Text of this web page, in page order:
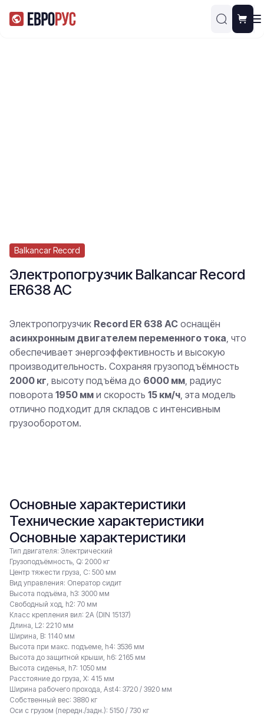
Электропогрузчик Balkancar Record
ER638 AC
Balkancar Record
Электропогрузчик Record ER 638 AC оснащён
асинхронным двигателем переменного тока, что
обеспечивает энергоэффективность и высокую
производительность. Сохраняя грузоподъёмность
2000 кг, высоту подъёма до 6000 мм, радиус
поворота 1950 мм и скорость 15 км/ч, эта модель
отлично подходит для складов с интенсивным
грузооборотом.
Основные характеристики
Технические характеристики
Основные характеристики
Тип двигателя: Электрический
Грузоподъёмность, Q: 2000 кг
Центр тяжести груза, С: 500 мм
Вид управления: Оператор сидит
Высота подъёма, h3: 3000 мм
Свободный ход, h2: 70 мм
Класс крепления вил: 2A (DIN 15137)
Длина, L2: 2210 мм
Ширина, B: 1140 мм
Высота при макс. подъеме, h4: 3536 мм
Высота до защитной крыши, h6: 2165 мм
Высота сиденья, h7: 1050 мм
Расстояние до груза, X: 415 мм
Ширина рабочего прохода, Ast4: 3720 / 3920 мм
Собственный вес: 3880 кг
Оси с грузом (передн./задн.): 5150 / 730 кг